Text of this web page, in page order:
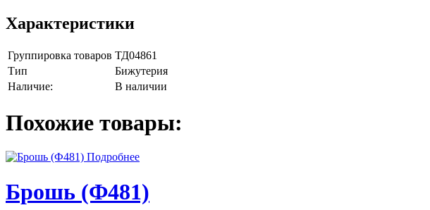
Характеристики
Группировка товаров ТД04861
Тип
Бижутерия
Наличие:
В наличии
Похожие товары:
Подробнее
Брошь (Ф481)